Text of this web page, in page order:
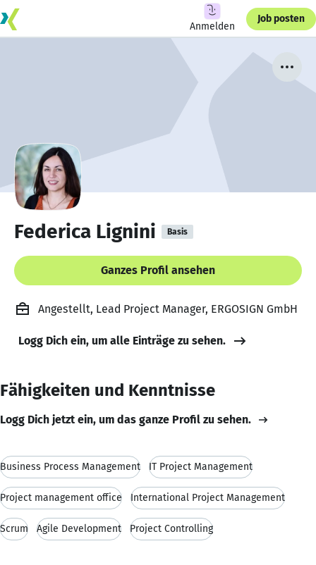
Anmelden
Job posten
Federica Lignini Basis
Ganzes Profil ansehen
Angestellt, Lead Project Manager, ERGOSIGN GmbH
Logg Dich ein, um alle Einträge zu sehen.
Fähigkeiten und Kenntnisse
Logg Dich jetzt ein, um das ganze Profil zu sehen.
Business Process Management IT Project Management
Project management office International Project Management
Scrum Agile Development Project Controlling